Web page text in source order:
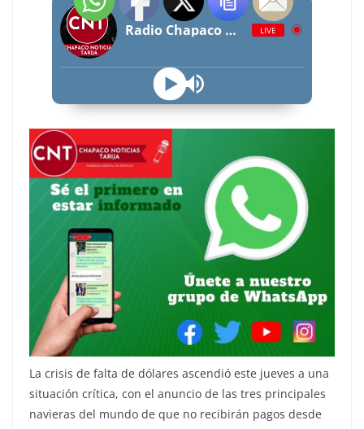
Radio Chapaco Noticias Las 24 horas en vivo LIVE
La crisis de falta de dólares ascendió este jueves a una
situación crítica, con el anuncio de las tres principales
navieras del mundo de que no recibirán pagos desde